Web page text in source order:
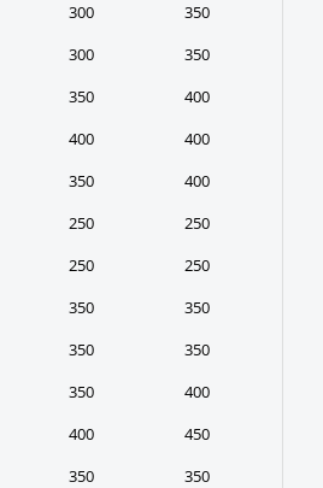
300 350
300 350
350 400
400 400
350 400
250 250
250 250
350 350
350 350
350 400
400 450
350 350